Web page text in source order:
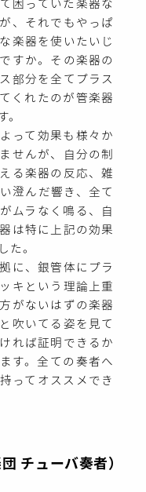
困っていた楽器な
、それでもやっぱ
楽器を使いたいじ
すか。その楽器の
部分を全てプラス
くれたのが管楽器
。
って効果も様々か
せんが、自分の制
る楽器の反応、雑
澄んだ響き、全て
ムラなく鳴る、自
は特に上記の効果
た。
に、銀管体にプラ
キという理論上重
がないはずの楽器
吹いてる姿を見て
れば証明できるか
す。全ての奏者へ
ってオススメでき
チューバ奏者）